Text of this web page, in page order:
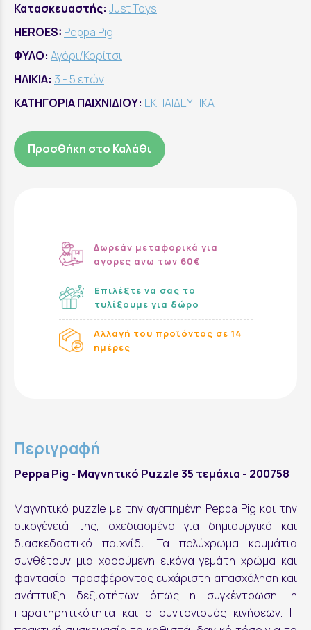
Κατασκευαστής: Just Toys
HEROES: Peppa Pig
ΦΥΛΟ: Αγόρι/Κορίτσι
ΗΛΙΚΙΑ: 3 - 5 ετών
ΚΑΤΗΓΟΡΙΑ ΠΑΙΧΝΙΔΙΟΥ: ΕΚΠΑΙΔΕΥΤΙΚΑ
Προσθήκη στο Καλάθι
Δωρεάν μεταφορικά για
αγορες ανω των 60€
Επιλέξτε να σας το
τυλίξουμε για δώρο
Αλλαγή του προϊόντος σε 14
ημέρες
Περιγραφή
Peppa Pig - Μαγνητικό Puzzle 35 τεμάχια - 200758
Μαγνητικό puzzle με την αγαπημένη Peppa Pig και την
οικογένειά της, σχεδιασμένο για δημιουργικό και
διασκεδαστικό παιχνίδι. Τα πολύχρωμα κομμάτια
συνθέτουν μια χαρούμενη εικόνα γεμάτη χρώμα και
φαντασία, προσφέροντας ευχάριστη απασχόληση και
ανάπτυξη δεξιοτήτων όπως η συγκέντρωση, η
παρατηρητικότητα και ο συντονισμός κινήσεων. Η